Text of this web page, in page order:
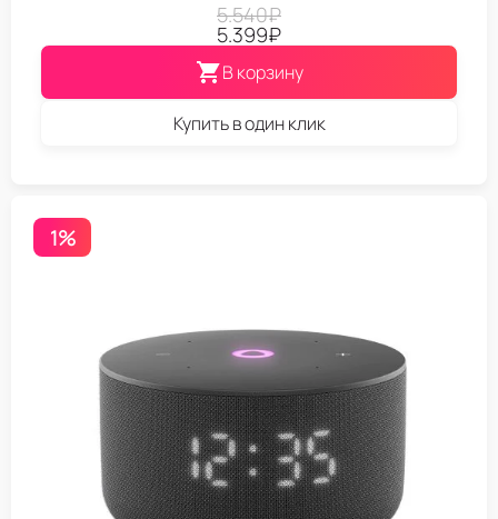
5.540₽
5.399₽
В корзину
Купить в один клик
1%